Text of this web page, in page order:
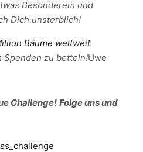
Besonderem und
Dich unsterblich!
Bäume weltweit
Spenden zu betteln!Uwe
Challenge! Folge uns und